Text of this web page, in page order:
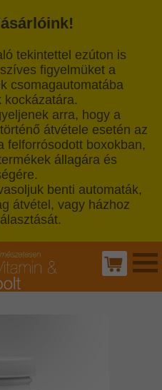
tekintettel ezúton is
figyelmüket a
csomagautomatába
kockázatára.
arra, hogy a
átvétele esetén az
felforrósodott boxokban,
állagára és
benti automaták,
átvétel, vagy házhoz